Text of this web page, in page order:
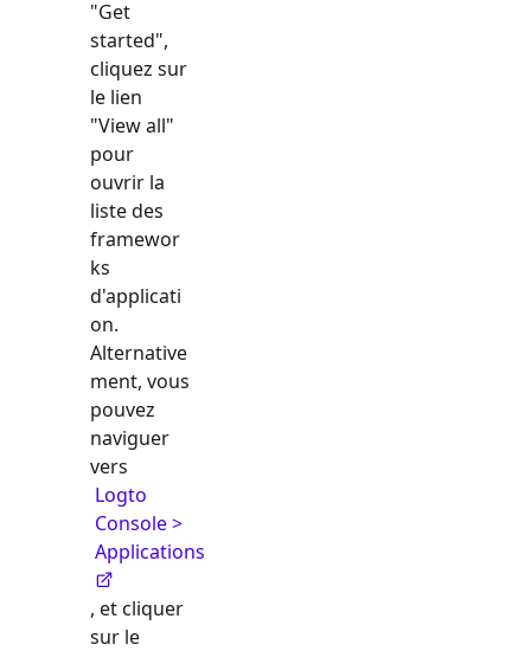
"Get
started",
cliquez sur
le lien
"View all"
pour
ouvrir la
liste des
framewor
ks
d'applicati
on.
Alternative
ment, vous
pouvez
naviguer
vers
Logto
Console >
Applications
, et cliquer
sur le